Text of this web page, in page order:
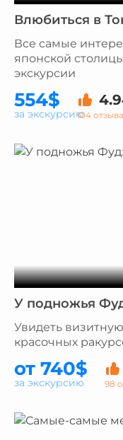
Влюбиться в
Все самые
японской
экскурсии
554$
104 отзыва
за экскурсию
У подножья
Увидеть
красочных
от 740$
98
за экскурсию